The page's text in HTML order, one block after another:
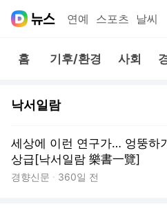
연예 스포츠 날씨
홈 기후/환경 사회
낙서일람
세상에 이런 연구가… 엉뚱하
상급[낙서일람 樂書一覽]
경향신문 360일 전